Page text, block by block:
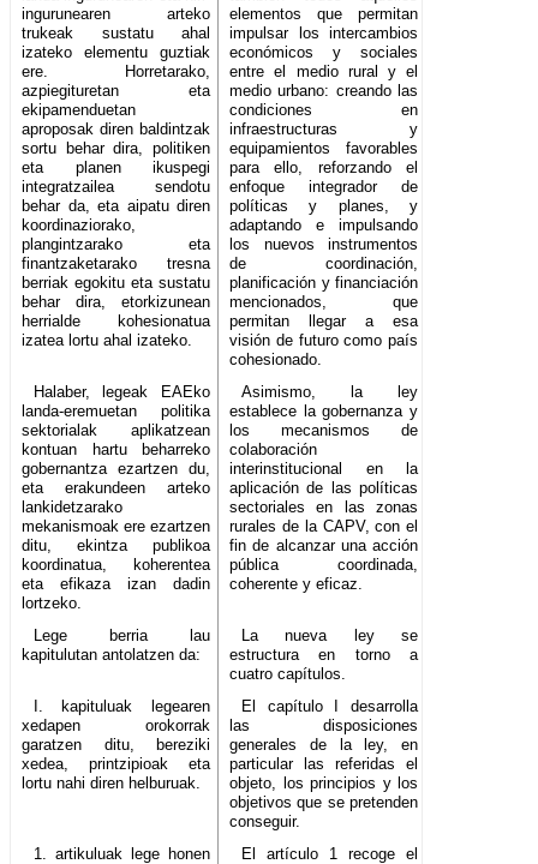
ingurunearen arteko
trukeak sustatu ahal
izateko elementu guztiak
ere. Horretarako,
azpiegituretan eta
ekipamenduetan
aproposak diren baldintzak
sortu behar dira, politiken
eta planen ikuspegi
integratzailea sendotu
behar da, eta aipatu diren
koordinaziorako,
plangintzarako eta
finantzaketarako tresna
berriak egokitu eta sustatu
behar dira, etorkizunean
herrialde kohesionatua
izatea lortu ahal izateko.
elementos que permitan
impulsar los intercambios
económicos y sociales
entre el medio rural y el
medio urbano: creando las
condiciones en
infraestructuras y
equipamientos favorables
para ello, reforzando el
enfoque integrador de
políticas y planes, y
adaptando e impulsando
los nuevos instrumentos
de coordinación,
planificación y financiación
mencionados, que
permitan llegar a esa
visión de futuro como país
cohesionado.
Halaber, legeak EAEko
landa-eremuetan politika
sektorialak aplikatzean
kontuan hartu beharreko
gobernantza ezartzen du,
eta erakundeen arteko
lankidetzarako
mekanismoak ere ezartzen
ditu, ekintza publikoa
koordinatua, koherentea
eta efikaza izan dadin
lortzeko.
Asimismo, la ley
establece la gobernanza y
los mecanismos de
colaboración
interinstitucional en la
aplicación de las políticas
sectoriales en las zonas
rurales de la CAPV, con el
fin de alcanzar una acción
pública coordinada,
coherente y eficaz.
Lege berria lau
kapitulutan antolatzen da:
La nueva ley se
estructura en torno a
cuatro capítulos.
I. kapituluak legearen
xedapen orokorrak
garatzen ditu, bereziki
xedea, printzipioak eta
lortu nahi diren helburuak.
El capítulo I desarrolla
las disposiciones
generales de la ley, en
particular las referidas el
objeto, los principios y los
objetivos que se pretenden
conseguir.
1. artikuluak lege honen
El artículo 1 recoge el